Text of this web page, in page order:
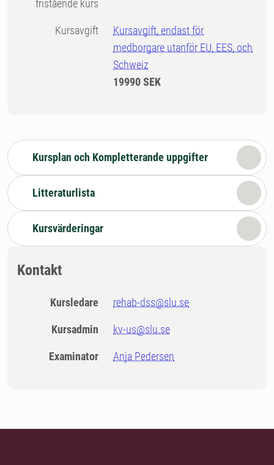
fristående kurs
Kursavgift
Kursavgift, endast för
medborgare utanför EU, EES, och
Schweiz
19990 SEK
Kursplan och Kompletterande uppgifter
Litteraturlista
Kursvärderingar
Kontakt
Kursledare rehab-dss@slu.se
Kursadmin kv-us@slu.se
Examinator Anja Pedersen